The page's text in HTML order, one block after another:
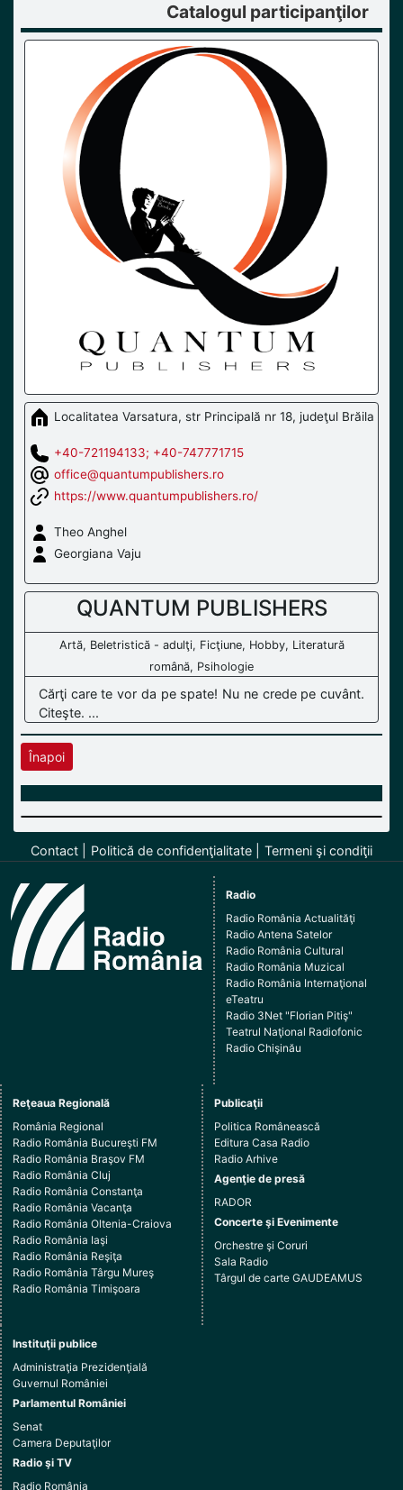
Catalogul participanţilor
Localitatea Varsatura, str Principală nr 18, judeţul Brăila
+40-721194133; +40-747771715
office@quantumpublishers.ro
https://www.quantumpublishers.ro/
Theo Anghel
Georgiana Vaju
QUANTUM PUBLISHERS
Artă, Beletristică - adulţi, Ficţiune, Hobby, Literatură
română, Psihologie
Cărţi care te vor da pe spate! Nu ne crede pe cuvânt.
Citeşte. ...
Înapoi
Contact Politică de confidenţialitate Termeni şi condiţii
Radio
Radio România Actualităţi
Radio Antena Satelor
Radio România Cultural
Radio România Muzical
Radio România Internaţional
eTeatru
Radio 3Net "Florian Pitiş"
Teatrul Naţional Radiofonic
Radio Chişinău
Reţeaua Regională
România Regional
Radio România Bucureşti FM
Radio România Braşov FM
Radio România Cluj
Radio România Constanţa
Radio România Vacanţa
Radio România Oltenia-Craiova
Radio România Iaşi
Radio România Reşiţa
Radio România Târgu Mureş
Radio România Timişoara
Publicaţii
Politica Românească
Editura Casa Radio
Radio Arhive
Agenţie de presă
RADOR
Concerte şi Evenimente
Orchestre şi Coruri
Sala Radio
Târgul de carte GAUDEAMUS
Instituţii publice
Administraţia Prezidenţială
Guvernul României
Parlamentul României
Senat
Camera Deputaţilor
Radio şi TV
Radio România